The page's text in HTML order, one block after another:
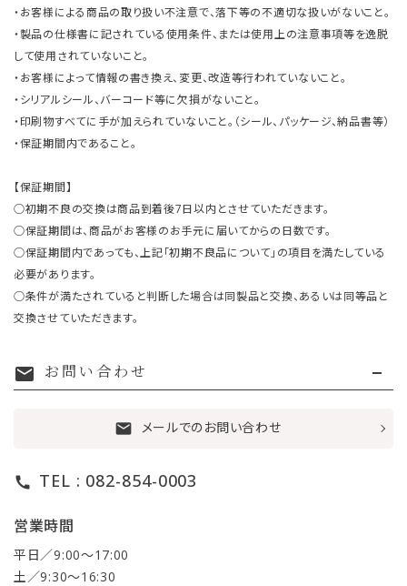
・お客様による商品の取り扱い不注意で、落下等の不適切な扱いがないこと。
・製品の仕様書に記されている使用条件、または使用上の注意事項等を逸脱
して使用されていないこと。
・お客様によって情報の書き換え、変更、改造等行われていないこと。
・シリアルシール、バーコード等に欠損がないこと。
・印刷物すべてに手が加えられていないこと。（シール、パッケージ、納品書等）
・保証期間内であること。
【保証期間】
○初期不良の交換は商品到着後7日以内とさせていただきます。
○保証期間は、商品がお客様のお手元に届いてからの日数です。
○保証期間内であっても、上記「初期不良品について」の項目を満たしている
必要があります。
○条件が満たされていると判断した場合は同製品と交換、あるいは同等品と
交換させていただきます。
mail お問い合わせ
mail メールでのお問い合わせ
call TEL : 082-854-0003
営業時間
平日／9:00〜17:00
土／9:30〜16:30